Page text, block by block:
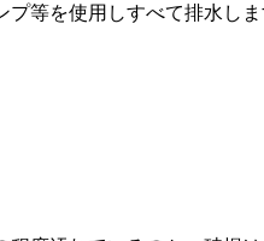
等を使用しすべて排水しま